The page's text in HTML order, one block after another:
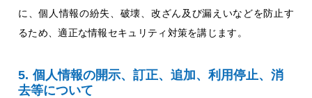
に、個人情報の紛失、破壊、改ざん及び漏えいなどを防止す
るため、適正な情報セキュリティ対策を講じます。
個人情報の開示、訂正、追加、利用停止、消
去等について